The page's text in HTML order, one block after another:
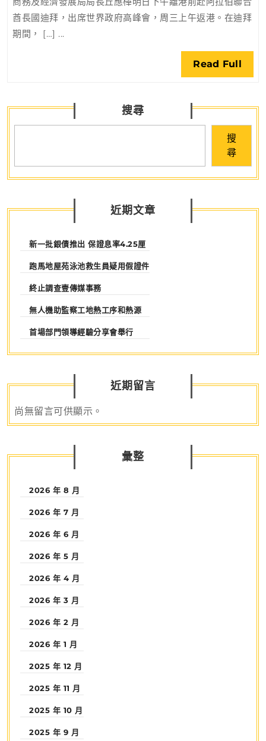
赴
迪
出
席
峰
會
酋長國迪拜，出席世界政府高峰會，周三上午返港。在迪拜
期間， […] ...
Read Full
Full
搜尋
搜
尋
近期文章
新一批銀債推出 保證息率4.25厘
跑馬地屋苑泳池救生員疑用假證件
終止調查壹傳媒事務
無人機助監察工地熱工序和熱源
首場部門領導經驗分享會舉行
近期留言
尚無留言可供顯示。
彙整
2026 年 8 月
2026 年 7 月
2026 年 6 月
2026 年 5 月
2026 年 4 月
2026 年 3 月
2026 年 2 月
2026 年 1 月
2025 年 12 月
2025 年 11 月
2025 年 10 月
2025 年 9 月